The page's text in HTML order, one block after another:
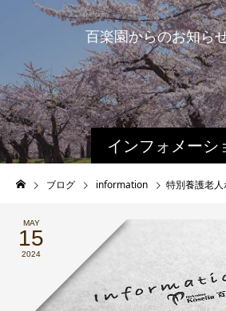
インフォメーシ
百楽園からのお知ら
ブログ information 特別養護老人
MAY
15
2024